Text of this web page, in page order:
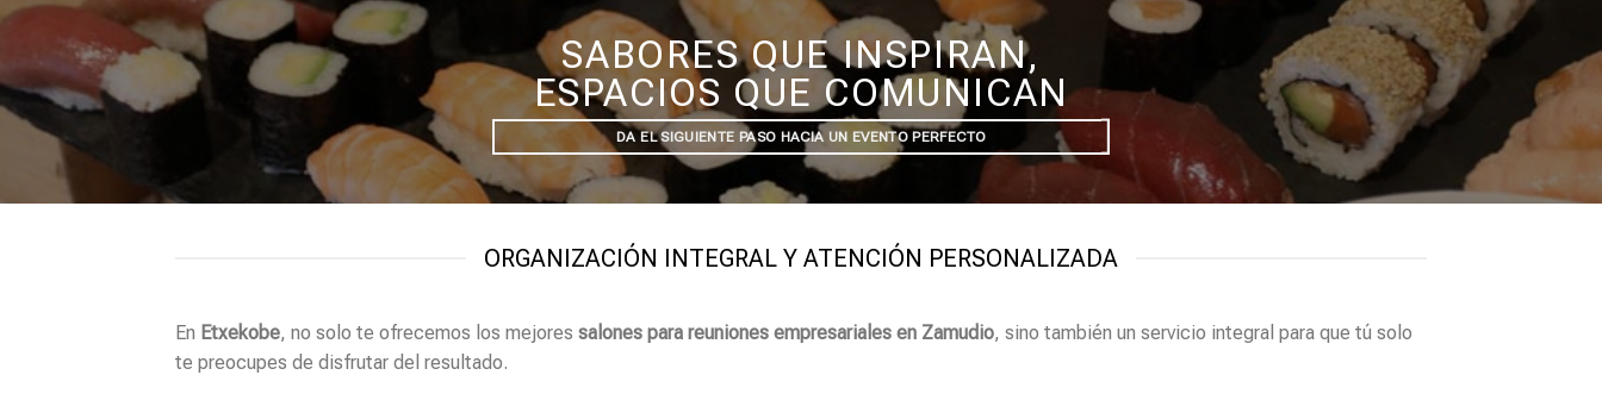
SABORES QUE INSPIRAN,
ESPACIOS QUE COMUNICAN
DA EL SIGUIENTE PASO HACIA UN EVENTO PERFECTO
ORGANIZACIÓN INTEGRAL Y ATENCIÓN PERSONALIZADA
En Etxekobe, no solo te ofrecemos los mejores salones para reuniones empresariales en Zamudio, sino también un servicio integral para que tú solo
te preocupes de disfrutar del resultado.